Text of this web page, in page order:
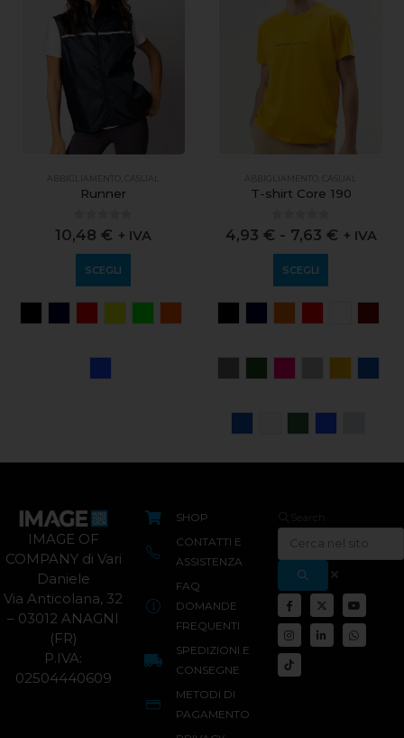
ABBIGLIAMENTO CASUAL
Runner
0out of 5
10,48 € + IVA
SCEGLI
ABBIGLIAMENTO CASUAL
T-shirt Core 190
0 out of 5
4,93 € - 7,63 € + IVA
SCEGLI
IMAGE OF
COMPANY di Vari
Daniele
Via Anticolana, 32
– 03012 ANAGNI
(FR)
P.IVA:
02504440609
SHOP
CONTATTI E
ASSISTENZA
FAQ
DOMANDE
FREQUENTI
SPEDIZIONI E
CONSEGNE
METODI DI
PAGAMENTO